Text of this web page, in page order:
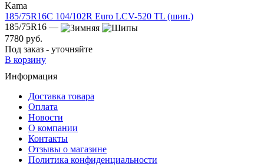
Kama
185/75R16C 104/102R Euro LCV-520 TL (шип.)
185/75R16 —
7780 руб.
Под заказ - уточняйте
В корзину
Информация
Доставка товара
Оплата
Новости
О компании
Контакты
Отзывы о магазине
Политика конфиденциальности